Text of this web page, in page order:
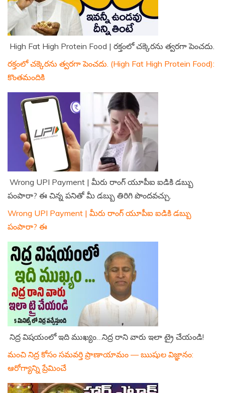
High Fat High Protein Food | రక్తంలో చక్కెరను త్వరగా పెంచదు.
రక్తంలో చక్కెరను త్వరగా పెంచదు. (High Fat High Protein Food):
కొంతమందికి
Wrong UPI Payment | మీరు రాంగ్ యూపీఐ ఐడికి డబ్బు
పంపారా? ఈ చిన్న పనితో మీ డబ్బు తిరిగి పొందవచ్చు.
Wrong UPI Payment | మీరు రాంగ్ యూపీఐ ఐడికి డబ్బు
పంపారా? ఈ
నిద్ర విషయంలో ఇది ముఖ్యం…నిద్ర రాని వారు ఇలా ట్రై చేయండి!
మంచి నిద్ర కోసం సమవర్తి ప్రాణాయామం — ఋషుల విజ్ఞానం:
ఆరోగ్యాన్ని ప్రేమించే